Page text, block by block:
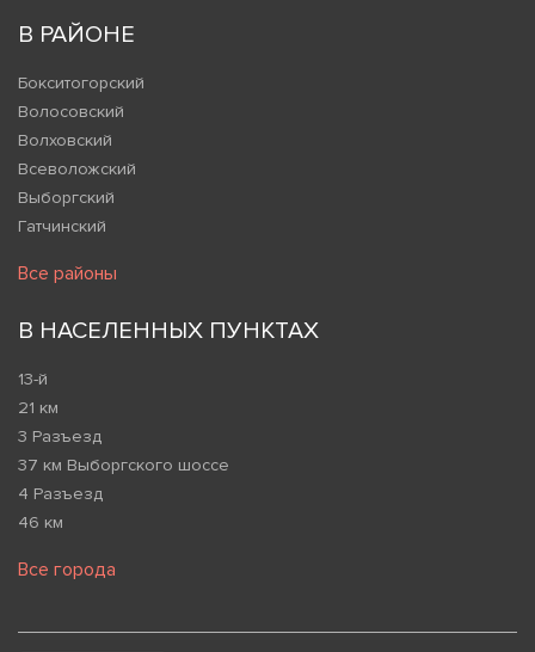
В РАЙОНЕ
Бокситогорский
Волосовский
Волховский
Всеволожский
Выборгский
Гатчинский
Все районы
В НАСЕЛЕННЫХ ПУНКТАХ
13-й
21 км
3 Разъезд
37 км Выборгского шоссе
4 Разъезд
46 км
Все города